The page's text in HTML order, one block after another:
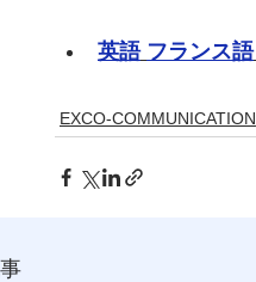
英語 フランス語
EXCO-COMMUNICATION